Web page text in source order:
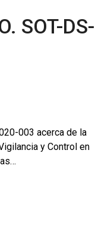
SOT-DS-
003 acerca de la
y Control en